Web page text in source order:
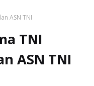
ASN TNI
TNI
ASN TNI